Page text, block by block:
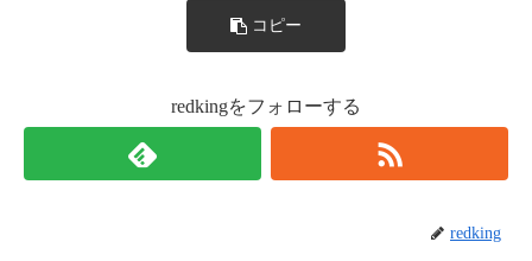
コピー
redkingをフォローする
redking